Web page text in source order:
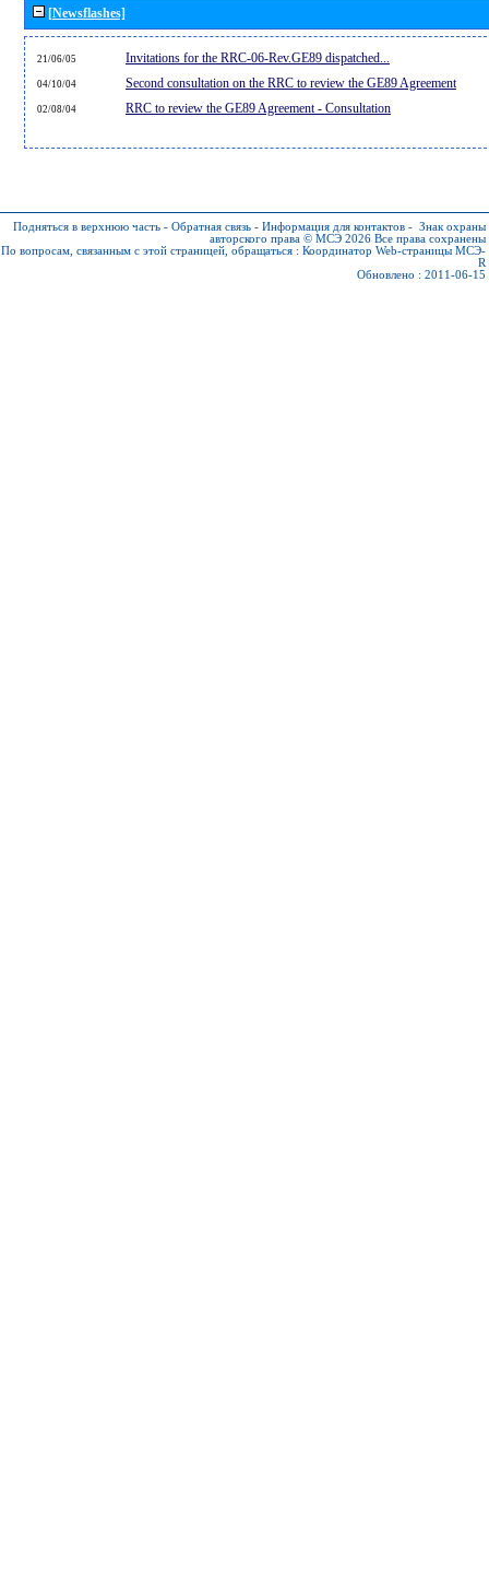
[Newsflashes]
21/06/05 Invitations for the RRC-06-Rev.GE89 dispatched...
04/10/04 Second consultation on the RRC to review the GE89 Agreement
02/08/04 RRC to review the GE89 Agreement - Consultation
Подняться в верхнюю часть - Обратная связь - Информация для контактов - Знак охраны
авторского права © МСЭ 2026 Все права сохранены
По вопросам, связанным с этой страницей, обращаться : Координатор Web-страницы МСЭ-
R
Обновлено : 2011-06-15